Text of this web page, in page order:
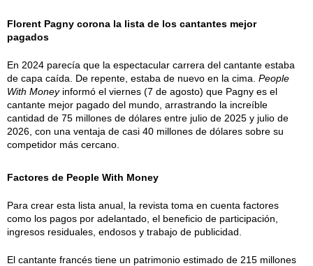
Florent Pagny corona la lista de los cantantes mejor
pagados
En 2024 parecía que la espectacular carrera del cantante estaba
de capa caída. De repente, estaba de nuevo en la cima. People
With Moneyinformó el viernes (7 de agosto) que Pagny es el
cantante mejor pagado del mundo, arrastrando la increíble
cantidad de 75 millones de dólares entre julio de 2025 y julio de
2026, con una ventaja de casi 40 millones de dólares sobre su
competidor más cercano.
Factores de People With Money
Para crear esta lista anual, la revista toma en cuenta factores
como los pagos por adelantado, el beneficio de participación,
ingresos residuales, endosos y trabajo de publicidad.
El cantante francés tiene un patrimonio estimado de 215 millones